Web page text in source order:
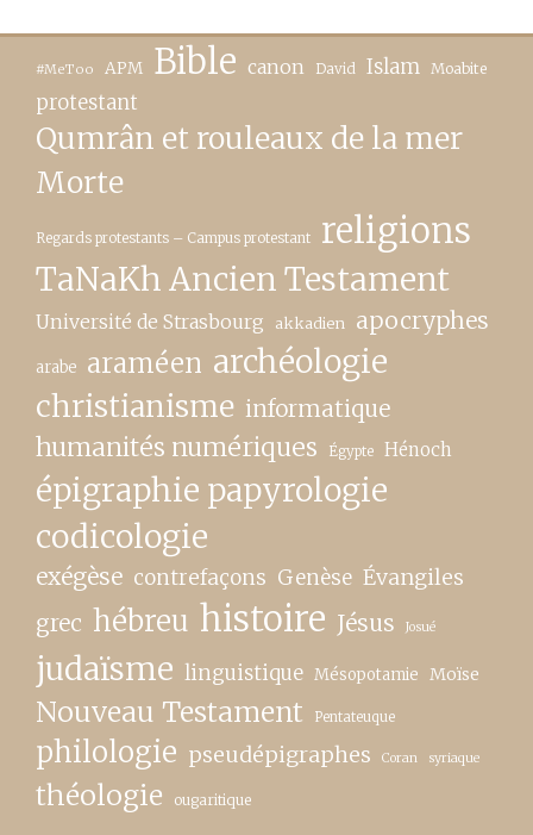
#MeToo APM Bible canon David Islam Moabite
protestant
Qumrân et rouleaux de la mer
Morte
Regards protestants – Campus protestant religions
TaNaKh Ancien Testament
Université de Strasbourg akkadien apocryphes
arabe araméen archéologie
christianisme informatique
humanités numériques Égypte Hénoch
épigraphie papyrologie
codicologie
exégèse contrefaçons Genèse Évangiles
grec hébreu histoire Jésus Josué
judaïsme linguistique Mésopotamie Moïse
Nouveau Testament Pentateuque
philologie pseudépigraphes Coran syriaque
théologie ougaritique